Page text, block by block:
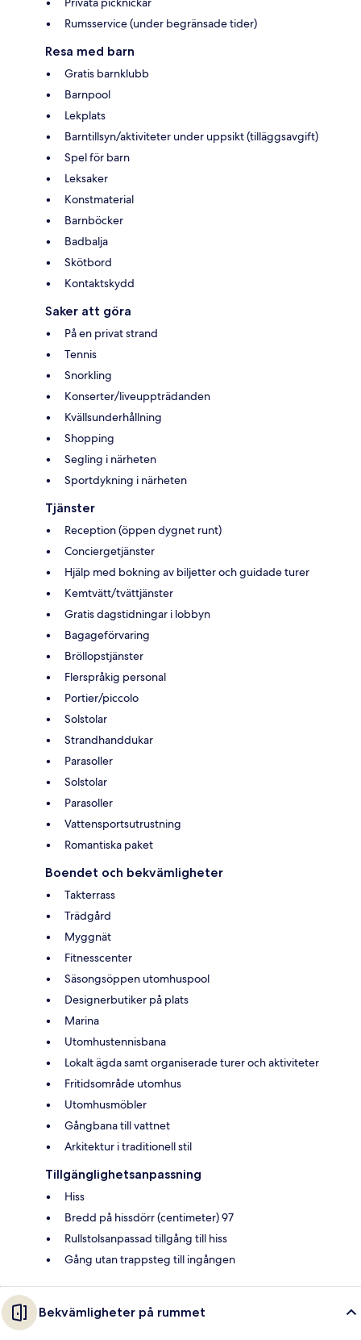
Rumsservice (under begränsade tider)
Resa med barn
Gratis barnklubb
Barnpool
Lekplats
Barntillsyn/aktiviteter under uppsikt (tilläggsavgift)
Spel för barn
Leksaker
Konstmaterial
Barnböcker
Badbalja
Skötbord
Kontaktskydd
Saker att göra
På en privat strand
Tennis
Snorkling
Konserter/liveuppträdanden
Kvällsunderhållning
Shopping
Segling i närheten
Sportdykning i närheten
Tjänster
Reception (öppen dygnet runt)
Conciergetjänster
Hjälp med bokning av biljetter och guidade turer
Kemtvätt/tvättjänster
Gratis dagstidningar i lobbyn
Bagageförvaring
Bröllopstjänster
Flerspråkig personal
Portier/piccolo
Solstolar
Strandhanddukar
Parasoller
Solstolar
Parasoller
Vattensportsutrustning
Romantiska paket
Boendet och bekvämligheter
Takterrass
Trädgård
Myggnät
Fitnesscenter
Säsongsöppen utomhuspool
Designerbutiker på plats
Marina
Utomhustennisbana
Lokalt ägda samt organiserade turer och aktiviteter
Fritidsområde utomhus
Utomhusmöbler
Gångbana till vattnet
Arkitektur i traditionell stil
Tillgänglighetsanpassning
Hiss
Bredd på hissdörr (centimeter) 97
Rullstolsanpassad tillgång till hiss
Gång utan trappsteg till ingången
Bekvämligheter på rummet